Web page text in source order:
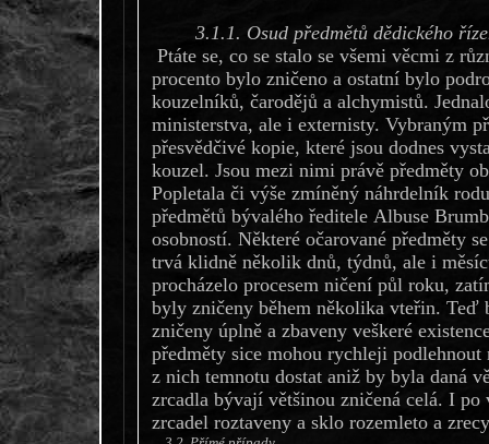
3.1.1. Osud předmětů dědického
Ptáte se, co se stalo se všemi věcmi z
procento bylo zničeno a ostatní bylo
kouzelníků, čarodějů a alchymistů.
ministerstva, ale i externisty. Vybraným
přesvědčivé kopie, které jsou dodnes
kouzel. Jsou mezi nimi právě předměty
Popletala či výše zmíněný náhrdelník
předmětů bývalého ředitele Albuse
osobností. Některé očarované předměty
trvá klidně několik dnů, týdnů, ale i
procházelo procesem ničení půl roku,
byly zničeny během několika vteřin. Teď
zničeny úplně a zbaveny veškeré
předměty sice mohou rychleji podlehnout
z nich temnotu dostat aniž by byla daná
zrcadla bývají většinou zničená celá. I
zrcadel roztaveny a sklo rozemleto a